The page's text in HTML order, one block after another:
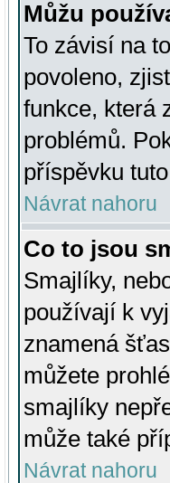
Můžu
To závisí na
povoleno,
funkce, která
problémů.
příspěvku
Návrat nahoru
Co to jsou
Smajlíky,
používají k
znamená
můžete
smajlíky
může také
Návrat nahoru